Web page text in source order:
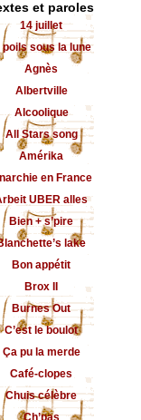
et paroles
14 juillet
poils sous la lune
Agnès
Albertville
Alcoolique
All Stars song
Amérika
en France
UBER alles
Bien + s’pire
lake
Bon appétit
Brox II
Burnes Out
C’est le boulot
Ça pu la merde
Café-clopes
Chuis célèbre